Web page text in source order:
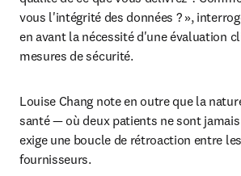
vous l'intégrité des données ? »,
en avant la nécessité d'une évaluation
mesures de sécurité.
Louise Chang note en outre que la
santé — où deux patients ne sont
exige une boucle de rétroaction entre
fournisseurs.